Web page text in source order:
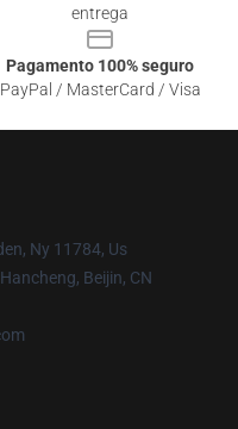
entrega
Pagamento 100% seguro
PayPal / MasterCard / Visa
Ny 11784, Us
Beijin, CN